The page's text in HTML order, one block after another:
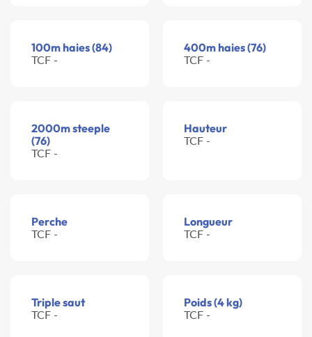
100m haies (84)
TCF -
400m haies (76)
TCF -
2000m steeple
(76)
TCF -
Hauteur
TCF -
Perche
TCF -
Longueur
TCF -
Triple saut
TCF -
Poids (4 kg)
TCF -